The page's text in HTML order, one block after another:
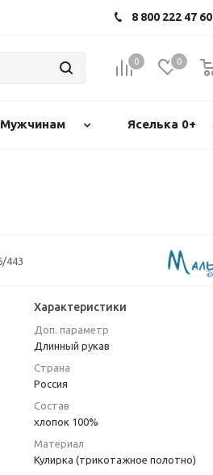
8 800 222 47 60
0 0
Мужчинам Яселька 0+
443
Характеристики
Доп. параметр
Длинный рукав
Страна
Россия
Состав
хлопок 100%
Материал
Кулирка (трикотажное полотно)